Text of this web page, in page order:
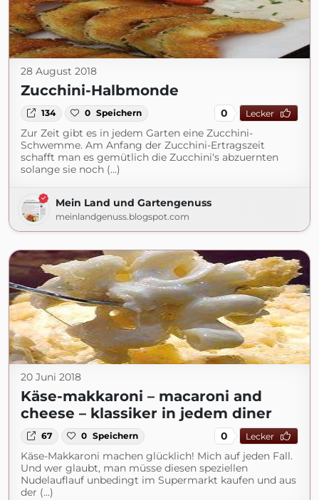
28 August 2018
Zucchini-Halbmonde
134 0 Speichern 0 Lecker
Zur Zeit gibt es in jedem Garten eine Zucchini-
Schwemme. Am Anfang der Zucchini-Ertragszeit
schafft man es gemütlich die Zucchini‘s abzuernten
solange sie noch (...)
Mein Land und Gartengenuss
meinlandgenuss.blogspot.com
20 Juni 2018
Käse-makkaroni – macaroni and
cheese – klassiker in jedem diner
67 0 Speichern 0 Lecker
Käse-Makkaroni machen glücklich! Mich auf jeden Fall.
Und wer glaubt, man müsse diesen speziellen
Nudelauflauf unbedingt im Supermarkt kaufen und aus
der (...)